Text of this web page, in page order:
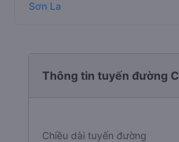
Sơn La
Thông tin tuyến đường
Chiều dài tuyến đường